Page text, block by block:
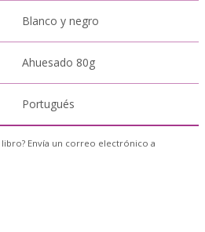
Blanco y negro
Ahuesado 80g
Portugués
libro? Envía un correo electrónico a